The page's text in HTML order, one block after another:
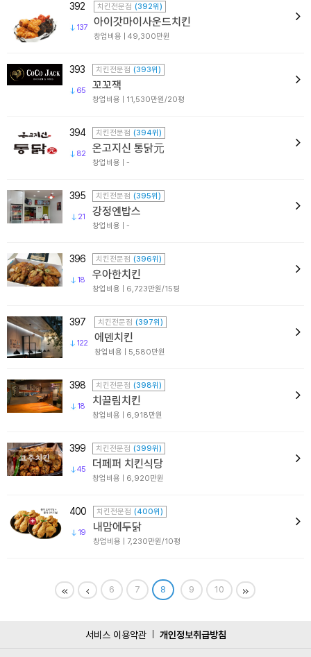
392
137
치킨전문점 (392위)
아이갓마이사운드치킨
창업비용 | 49,300만원
393
65
치킨전문점 (393위)
꼬꼬잭
창업비용 | 11,530만원/20평
394
82
치킨전문점 (394위)
온고지신 통닭元
창업비용 | -
395
21
치킨전문점 (395위)
강정엔밥스
창업비용 | -
396
18
치킨전문점 (396위)
우아한치킨
창업비용 | 6,723만원/15평
397
122
치킨전문점 (397위)
에덴치킨
창업비용 | 5,580만원
398
18
치킨전문점 (398위)
치끌림치킨
창업비용 | 6,918만원
399
45
치킨전문점 (399위)
더페퍼 치킨식당
창업비용 | 6,920만원
400
19
치킨전문점 (400위)
내맘에두닭
창업비용 | 7,230만원/10평
6 7 8 9 10
서비스 이용약관 개인정보취급방침